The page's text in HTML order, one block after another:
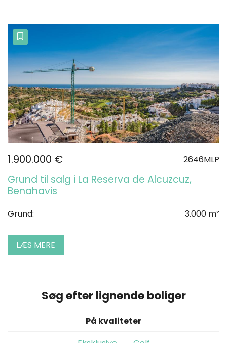
1.900.000 € 2646MLP
Grund til salg i La Reserva de Alcuzcuz,
Benahavis
Grund: 3.000 m²
LÆS MERE
Søg efter lignende boliger
På kvaliteter